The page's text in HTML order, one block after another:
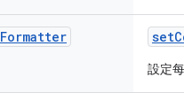
Formatter set
設定